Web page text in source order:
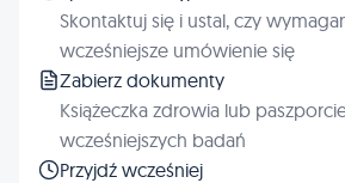
Skontaktuj się i ustal, czy
wcześniejsze umówienie się
Zabierz dokumenty
Książeczka zdrowia lub
wcześniejszych badań
Przyjdź wcześniej